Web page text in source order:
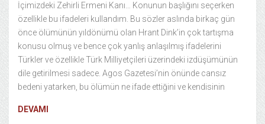
İçimizdeki Zehirli Ermeni Kanı… Konunun başlığını seçerken
özellikle bu ifadeleri kullandım. Bu sözler aslında birkaç gün
önce ölümünün yıldönümü olan Hrant Dink’in çok tartışma
konusu olmuş ve bence çok yanlış anlaşılmış ifadelerini
Türkler ve özellikle Türk Milliyetçileri üzerindeki izdüşümünün
dile getirilmesi sadece. Agos Gazetesi’nin önünde cansız
bedeni yatarken, bu ölümün ne ifade ettiğini ve kendisinin
DEVAMI